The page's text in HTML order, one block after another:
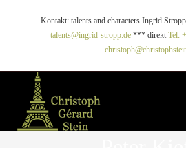
Kontakt: talents and characters Ingrid
talents@ingrid-stropp.de*** direkt Tel: